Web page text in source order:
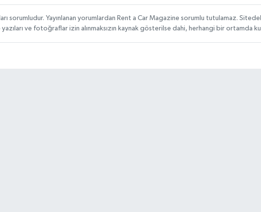
sorumludur. Yayınlanan yorumlardan Rent a Car Magazine sorumlu tutulamaz.
ve fotoğraflar izin alınmaksızın kaynak gösterilse dahi, herhangi bir ortamda